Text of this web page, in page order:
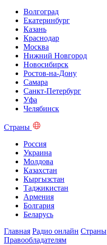
Волгоград
Екатеринбург
Казань
Краснодар
Москва
Нижний Новгород
Новосибирск
Ростов-на-Дону
Самара
Санкт-Петербург
Уфа
Челябинск
Страны
Россия
Украина
Молдова
Казахстан
Кыргызстан
Таджикистан
Армения
Болгария
Беларусь
Главная Радио онлайн Страны
Правообладателям